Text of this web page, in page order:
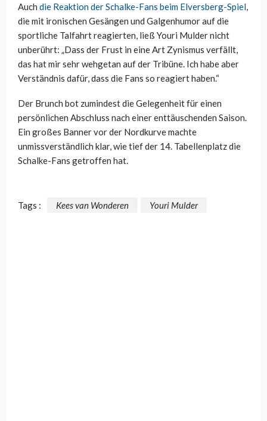
Auch die Reaktion der Schalke-Fans beim Elversberg-Spiel,
die mit ironischen Gesängen und Galgenhumor auf die
sportliche Talfahrt reagierten, ließ Youri Mulder nicht
unberührt: „Dass der Frust in eine Art Zynismus verfällt,
das hat mir sehr wehgetan auf der Tribüne. Ich habe aber
Verständnis dafür, dass die Fans so reagiert haben.“
Der Brunch bot zumindest die Gelegenheit für einen
persönlichen Abschluss nach einer enttäuschenden Saison.
Ein großes Banner vor der Nordkurve machte
unmissverständlich klar, wie tief der 14. Tabellenplatz die
Schalke-Fans getroffen hat.
Tags : Kees van Wonderen Youri Mulder